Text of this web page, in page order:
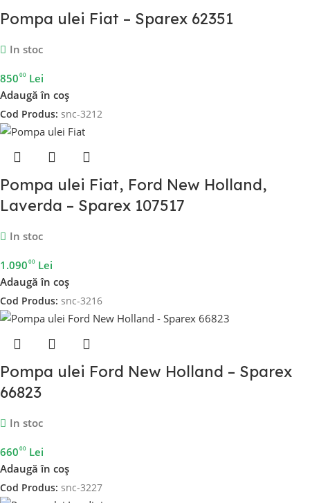
Pompa ulei Fiat – Sparex 62351
In stoc
85000 Lei
Adaugă în coș
Cod Produs: snc-3212
Pompa ulei Fiat, Ford New Holland,
Laverda – Sparex 107517
In stoc
1.09000 Lei
Adaugă în coș
Cod Produs: snc-3216
Pompa ulei Ford New Holland – Sparex
66823
In stoc
66000 Lei
Adaugă în coș
Cod Produs: snc-3227